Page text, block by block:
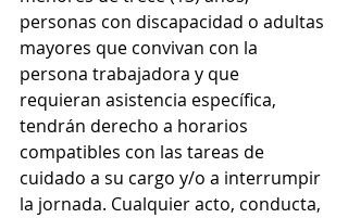
personas con discapacidad o adultas
mayores que convivan con la
persona trabajadora y que
requieran asistencia específica,
tendrán derecho a horarios
compatibles con las tareas de
cuidado a su cargo y/o a interrumpir
la jornada. Cualquier acto, conducta,